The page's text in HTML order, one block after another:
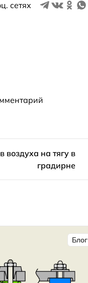
сетях
воздуха на тягу в
градирне
Блог